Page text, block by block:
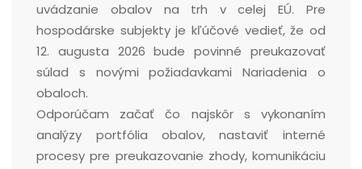
uvádzanie obalov na trh v celej EÚ. Pre
hospodárske subjekty je kľúčové vedieť, že od
12. augusta 2026 bude povinné preukazovať
súlad s novými požiadavkami Nariadenia o
obaloch.
Odporúčam začať čo najskôr s vykonaním
analýzy portfólia obalov, nastaviť interné
procesy pre preukazovanie zhody, komunikáciu